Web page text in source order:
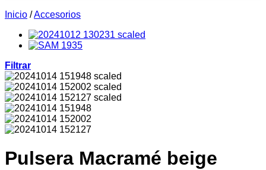
Inicio /Accesorios
Filtrar
Pulsera Macramé beige